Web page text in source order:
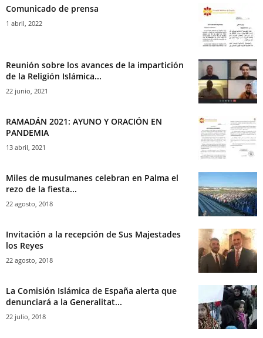
Comunicado de prensa
1 abril, 2022
Reunión sobre los avances de la impartición
de la Religión Islámica...
22 junio, 2021
RAMADÁN 2021: AYUNO Y ORACIÓN EN
PANDEMIA
13 abril, 2021
Miles de musulmanes celebran en Palma el
rezo de la fiesta...
22 agosto, 2018
Invitación a la recepción de Sus Majestades
los Reyes
22 agosto, 2018
La Comisión Islámica de España alerta que
denunciará a la Generalitat...
22 julio, 2018